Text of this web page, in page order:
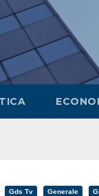
Gds Tv Generale